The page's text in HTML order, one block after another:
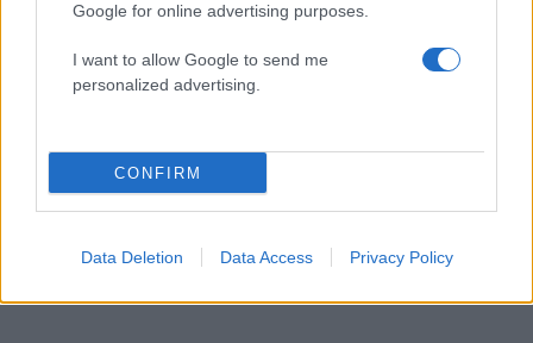
Google for online advertising purposes.
I want to allow Google to send me
personalized advertising.
CONFIRM
Data Deletion Data Access Privacy Policy
Τουρατζίδη